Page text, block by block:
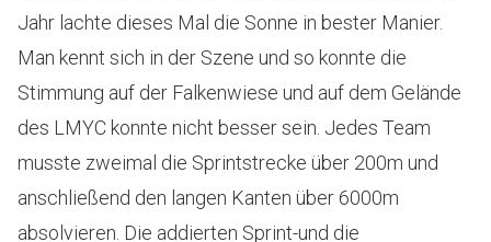
Jahr lachte dieses Mal die Sonne in bester Manier.
Man kennt sich in der Szene und so konnte die
Stimmung auf der Falkenwiese und auf dem Gelände
des LMYC konnte nicht besser sein. Jedes Team
musste zweimal die Sprintstrecke über 200m und
anschließend den langen Kanten über 6000m
absolvieren. Die addierten Sprint-und die